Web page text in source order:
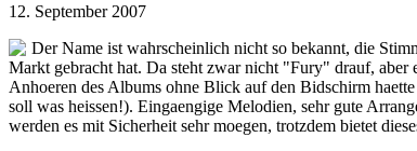
12. September 2007
Der Name ist wahrscheinlich nicht so bekannt, die
Markt gebracht hat. Da steht zwar nicht "Fury" drauf, aber
Anhoeren des Albums ohne Blick auf den Bidschirm
soll was heissen!). Eingaengige Melodien, sehr gute
werden es mit Sicherheit sehr moegen, trotzdem bietet